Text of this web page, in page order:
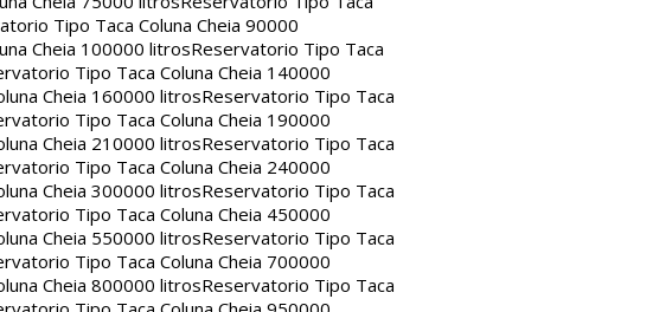
Tipo Taca Coluna Cheia 90000
Cheia 100000 litrosReservatorio Tipo Taca
Tipo Taca Coluna Cheia 140000
Cheia 160000 litrosReservatorio Tipo Taca
Tipo Taca Coluna Cheia 190000
Cheia 210000 litrosReservatorio Tipo Taca
Tipo Taca Coluna Cheia 240000
Cheia 300000 litrosReservatorio Tipo Taca
Tipo Taca Coluna Cheia 450000
Cheia 550000 litrosReservatorio Tipo Taca
Tipo Taca Coluna Cheia 700000
Cheia 800000 litrosReservatorio Tipo Taca